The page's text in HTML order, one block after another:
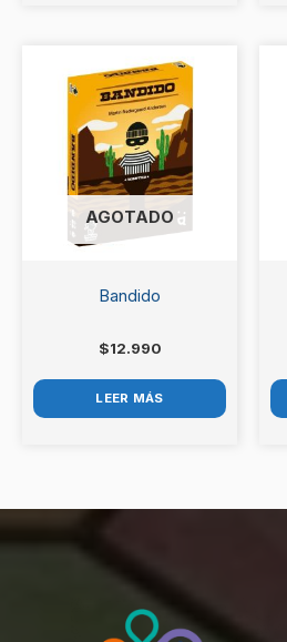
AGOTADO
Bandido
$12.990
LEER MÁS